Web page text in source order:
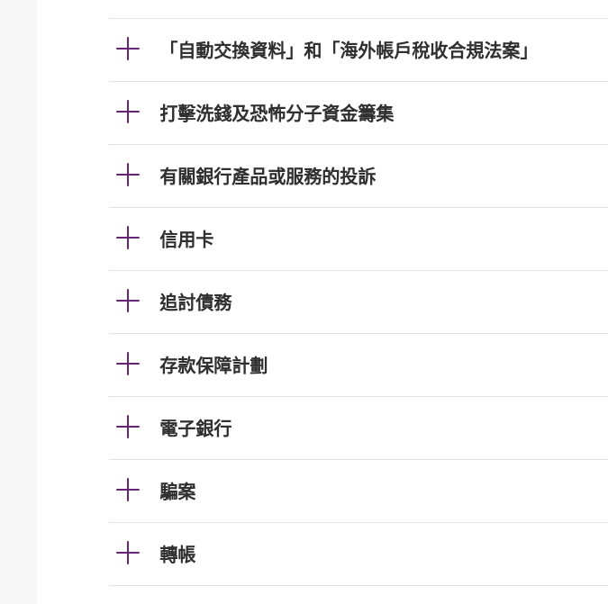
「自動交換資料」和「海外帳戶稅收合規法案」
打擊洗錢及恐怖分子資金籌集
有關銀行產品或服務的投訴
信用卡
追討債務
存款保障計劃
電子銀行
騙案
轉帳